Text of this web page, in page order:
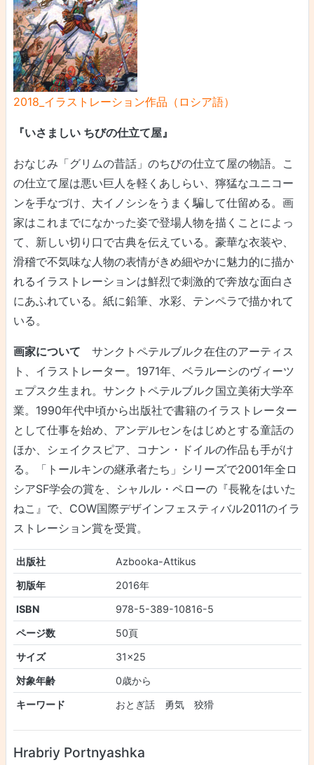
2018_イラストレーション作品（ロシア語）
『いさましい ちびの仕立て屋』
おなじみ「グリムの昔話」のちびの仕立て屋の物語。こ
の仕立て屋は悪い巨人を軽くあしらい、獰猛なユニコー
ンを手なづけ、大イノシシをうまく騙して仕留める。画
家はこれまでになかった姿で登場人物を描くことによっ
て、新しい切り口で古典を伝えている。豪華な衣装や、
滑稽で不気味な人物の表情がきめ細やかに魅力的に描か
れるイラストレーションは鮮烈で刺激的で奔放な面白さ
にあふれている。紙に鉛筆、水彩、テンペラで描かれて
いる。
画家について サンクトペテルブルク在住のアーティス
ト、イラストレーター。1971年、ベラルーシのヴィーツ
ェプスク生まれ。サンクトペテルブルク国立美術大学卒
業。1990年代中頃から出版社で書籍のイラストレーター
として仕事を始め、アンデルセンをはじめとする童話の
ほか、シェイクスピア、コナン・ドイルの作品も手がけ
る。「トールキンの継承者たち」シリーズで2001年全ロ
シアSF学会の賞を、シャルル・ペローの『長靴をはいた
ねこ』で、COW国際デザインフェスティバル2011のイラ
ストレーション賞を受賞。
出版社
Azbooka-Attikus
初版年
2016年
ISBN
978-5-389-10816-5
ページ数
50頁
サイズ
31×25
対象年齢
0歳から
キーワード
おとぎ話 勇気 狡猾
Hrabriy Portnyashka